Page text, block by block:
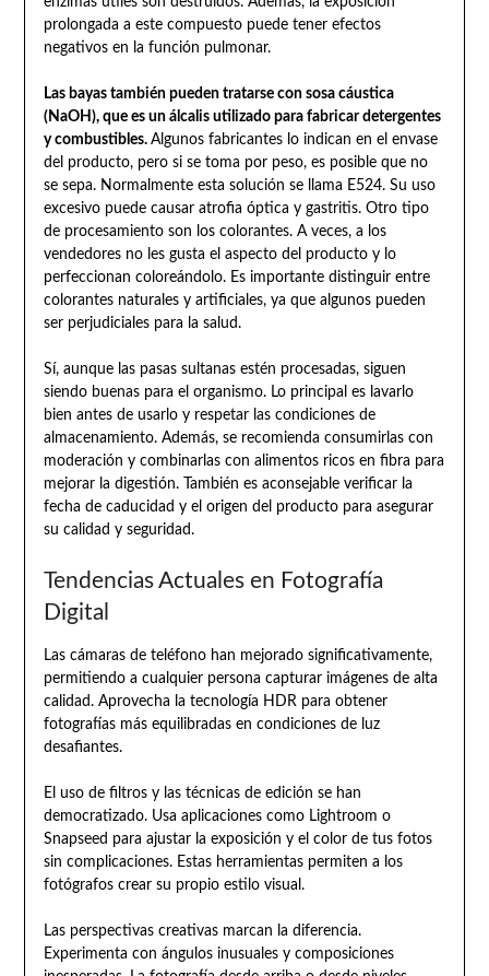
prolongada a este compuesto puede tener efectos
negativos en la función pulmonar.
Las bayas también pueden tratarse con sosa cáustica
(NaOH), que es un álcalis utilizado para fabricar detergentes
y combustibles. Algunos fabricantes lo indican en el envase
del producto, pero si se toma por peso, es posible que no
se sepa. Normalmente esta solución se llama E524. Su uso
excesivo puede causar atrofia óptica y gastritis. Otro tipo
de procesamiento son los colorantes. A veces, a los
vendedores no les gusta el aspecto del producto y lo
perfeccionan coloreándolo. Es importante distinguir entre
colorantes naturales y artificiales, ya que algunos pueden
ser perjudiciales para la salud.
Sí, aunque las pasas sultanas estén procesadas, siguen
siendo buenas para el organismo. Lo principal es lavarlo
bien antes de usarlo y respetar las condiciones de
almacenamiento. Además, se recomienda consumirlas con
moderación y combinarlas con alimentos ricos en fibra para
mejorar la digestión. También es aconsejable verificar la
fecha de caducidad y el origen del producto para asegurar
su calidad y seguridad.
Tendencias Actuales en Fotografía
Digital
Las cámaras de teléfono han mejorado significativamente,
permitiendo a cualquier persona capturar imágenes de alta
calidad. Aprovecha la tecnología HDR para obtener
fotografías más equilibradas en condiciones de luz
desafiantes.
El uso de filtros y las técnicas de edición se han
democratizado. Usa aplicaciones como Lightroom o
Snapseed para ajustar la exposición y el color de tus fotos
sin complicaciones. Estas herramientas permiten a los
fotógrafos crear su propio estilo visual.
Las perspectivas creativas marcan la diferencia.
Experimenta con ángulos inusuales y composiciones